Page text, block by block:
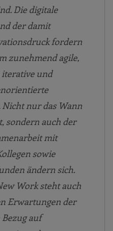
Die digitale
der damit
fordern
zunehmend agile,
und
nur das Wann
sondern auch der
mit
sowie
ändern sich.
Work steht auch
Erwartungen der
auf